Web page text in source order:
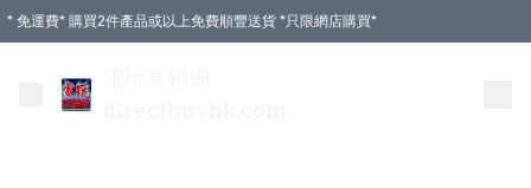
* 免運費* 購買2件產品或以上免費順豐送貨 *只限網店購買*